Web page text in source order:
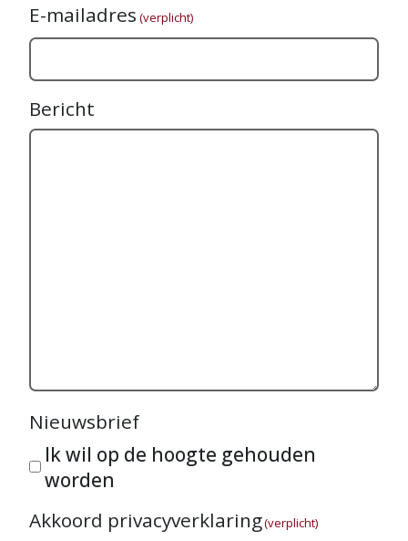
E-mailadres (verplicht)
Bericht
Nieuwsbrief
Ik wil op de hoogte gehouden
worden
Akkoord privacyverklaring(verplicht)